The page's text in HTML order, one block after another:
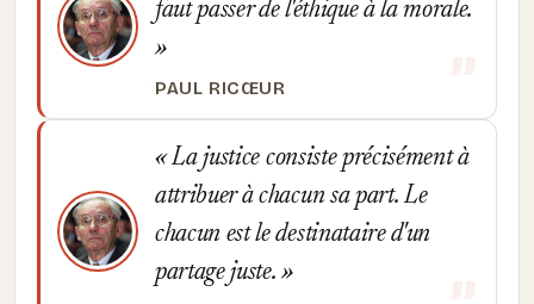
faut passer de l'éthique à la morale.
PAUL RICŒUR
La justice consiste précisément à
attribuer à chacun sa part. Le
chacun est le destinataire d'un
partage juste.